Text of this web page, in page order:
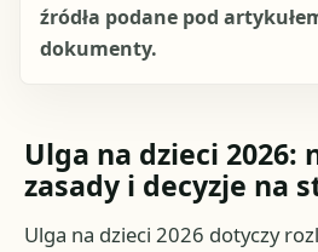
źródła podane pod
dokumenty.
Ulga na dzieci 2026:
zasady i decyzje na
Ulga na dzieci 2026 dotyczy